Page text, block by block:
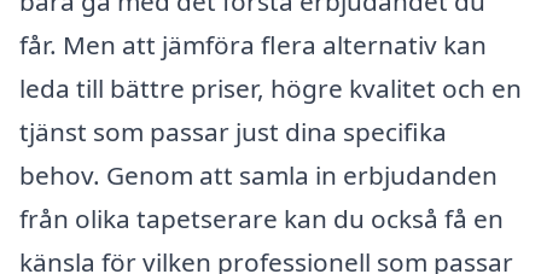
får. Men att jämföra flera alternativ kan
leda till bättre priser, högre kvalitet och en
tjänst som passar just dina specifika
behov. Genom att samla in erbjudanden
från olika tapetserare kan du också få en
känsla för vilken professionell som passar